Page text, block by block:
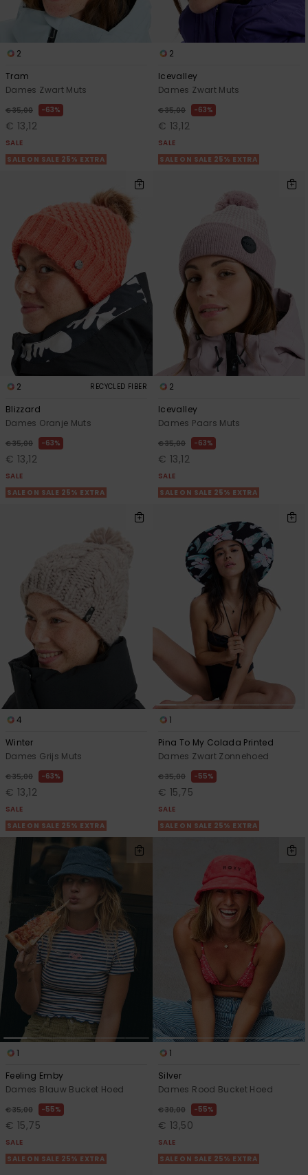
2
Tram
Dames Zwart Muts
€ 35,00 63%
€ 13,12
SALE
SALE ON SALE 25% EXTRA
2
Icevalley
Dames Zwart Muts
€ 35,00 63%
€ 13,12
SALE
SALE ON SALE 25% EXTRA
2 RECYCLED FIBER
Blizzard
Dames Oranje Muts
€ 35,00 63%
€ 13,12
SALE
SALE ON SALE 25% EXTRA
2
Icevalley
Dames Paars Muts
€ 35,00 63%
€ 13,12
SALE
SALE ON SALE 25% EXTRA
4
Winter
Dames Grijs Muts
€ 35,00 63%
€ 13,12
SALE
SALE ON SALE 25% EXTRA
1
Pina To My Colada Printed
Dames Zwart Zonnehoed
€ 35,00 55%
€ 15,75
SALE
SALE ON SALE 25% EXTRA
1
Feeling Emby
Dames Blauw Bucket Hoed
€ 35,00 55%
€ 15,75
SALE
SALE ON SALE 25% EXTRA
1
Silver
Dames Rood Bucket Hoed
€ 30,00 55%
€ 13,50
SALE
SALE ON SALE 25% EXTRA